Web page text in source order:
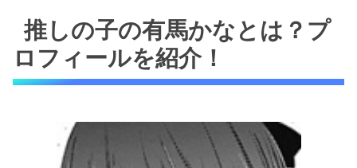
介！
推しの子の有馬かなのかわいい魅力を解説！
天才子役時代から可愛かった！
れる可愛い容姿
一にも二にも口悪い笑
推しの子の有馬かなとは？プ
ロフィールを紹介！